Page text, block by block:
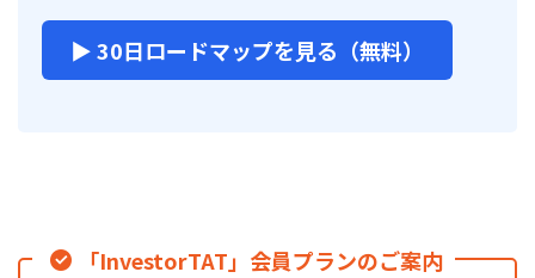
▶ 30日ロードマップを見る（無料）
「InvestorTAT」会員プランのご案内